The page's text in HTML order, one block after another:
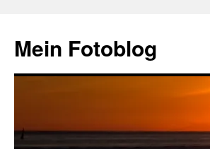
springen
Mein Fotoblog